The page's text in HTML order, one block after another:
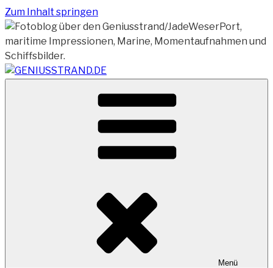
Zum Inhalt springen
GENIUSSTRAND.DE
Vom Geniusstrand zum JadeWeserPort/Container
Terminal Wilhelmshaven
Menü